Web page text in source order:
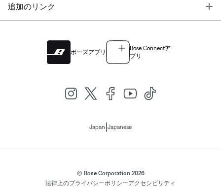
追加のリンク
ボーズアプリ
Bose Connectア
プリ
Japan Japanese
© Bose Corporation 2026
法律上のプライバシーポリシーアクセシビリティ